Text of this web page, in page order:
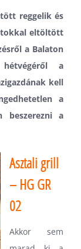
reggelik és
eltöltött
a Balaton
a
kell
a
beszerezni a
Asztali grill
– HG GR
02
Akkor sem